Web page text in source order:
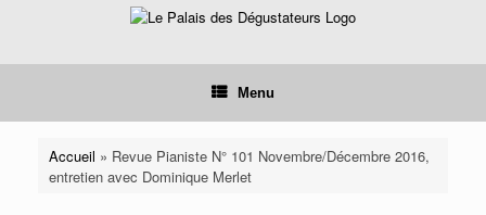
Menu
Accueil » Revue Pianiste N° 101 Novembre/Décembre 2016,
entretien avec Dominique Merlet